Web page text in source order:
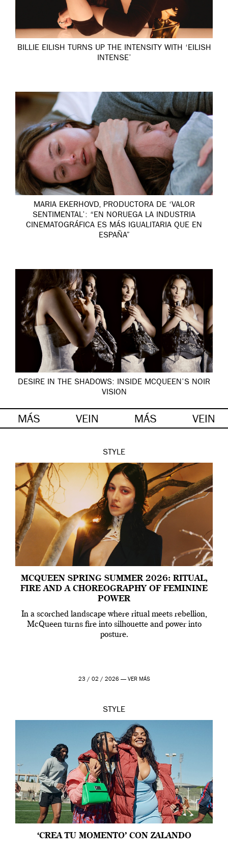
BILLIE EILISH TURNS UP THE INTENSITY WITH ‘EILISH
INTENSE’
MARIA EKERHOVD, PRODUCTORA DE ‘VALOR
SENTIMENTAL’: “EN NORUEGA LA INDUSTRIA
CINEMATOGRÁFICA ES MÁS IGUALITARIA QUE EN
ESPAÑA”
DESIRE IN THE SHADOWS: INSIDE MCQUEEN’S NOIR
VISION
MÁS VEIN MÁS VEIN
STYLE
MCQUEEN SPRING SUMMER 2026: RITUAL,
FIRE AND A CHOREOGRAPHY OF FEMININE
POWER
In a scorched landscape where ritual meets rebellion,
McQueen turns fire into silhouette and power into
posture.
23 / 02 / 2026 — VER MÁS
STYLE
‘CREA TU MOMENTO’ CON ZALANDO